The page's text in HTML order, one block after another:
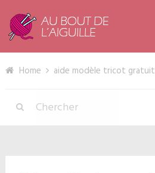
Home aide modèle tricot gratuit